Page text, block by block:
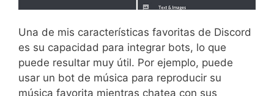
Una de mis características favoritas de Discord
es su capacidad para integrar bots, lo que
puede resultar muy útil. Por ejemplo, puede
usar un bot de música para reproducir su
música favorita mientras chatea con sus